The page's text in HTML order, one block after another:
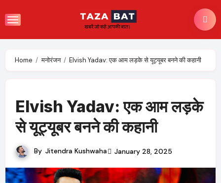
to
Home मनोरंजन Elvish Yadav: एक आम लड़के से यूट्यूबर बनने की कहानी
Elvish Yadav: एक आम लड़के
से यूट्यूबर बनने की कहानी
By Jitendra Kushwaha January 28, 2025